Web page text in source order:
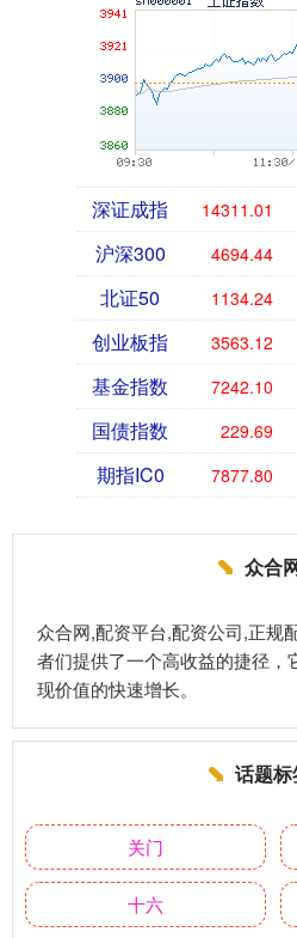
深证成指 14311.01
沪深300 4694.44
北证50 1134.24
创业板指 3563.12
基金指数 7242.10
国债指数 229.69
期指IC0 7877.80
众合
众合网,配资平台,配资公司,正规
者们提供了一个高收益的捷径，
现价值的快速增长。
话题标
关门
十六